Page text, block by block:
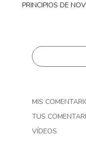
PRINCIPIOS DE
MIS
TUS
VÍDEOS